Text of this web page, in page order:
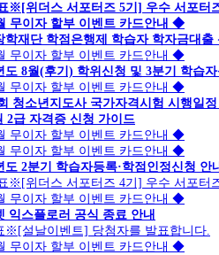
※[위더스 서포터즈 5기] 우수 서포터
무이자 할부 이벤트 카드안내 ◆
학재단 학점은행제 학습자 학자금대출
무이자 할부 이벤트 카드안내 ◆
도 8월(후기) 학위신청 및 3분기 학습
무이자 할부 이벤트 카드안내 ◆
청소년지도사 국가자격시험 시행일
2급 자격증 신청 가이드
무이자 할부 이벤트 카드안내 ◆
무이자 할부 이벤트 카드안내 ◆
도 2분기 학습자등록·학점인정신청 안
※[위더스 서포터즈 4기] 우수 서포터
무이자 할부 이벤트 카드안내 ◆
익스플로러 공식 종료 안내
※[설날이벤트] 당첨자를 발표합니다.
무이자 할부 이벤트 카드안내 ◆